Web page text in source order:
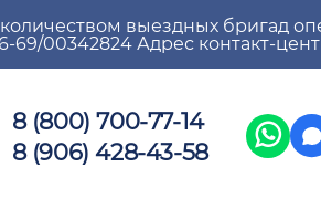
выездных бригад
69/00342824 Адрес контакт-
8 (800) 700-77-14
8 (906) 428-43-58